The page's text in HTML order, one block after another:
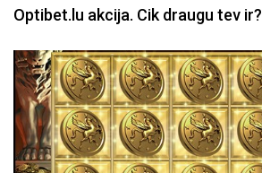
Optibet.lu akcija. Cik draugu tev ir?